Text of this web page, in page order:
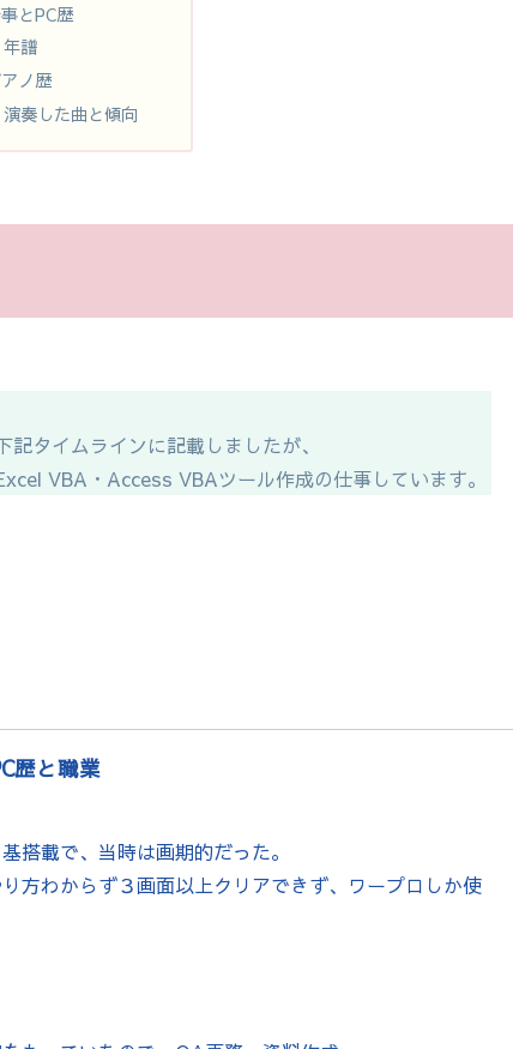
とPC歴
年譜
ノ歴
演奏した曲と傾向
タイムラインに記載しましたが、
VBA・Access VBAツール作成の仕事しています。
歴と職業
搭載で、当時は画期的だった。
方わからず３画面以上クリアできず、ワープロしか使